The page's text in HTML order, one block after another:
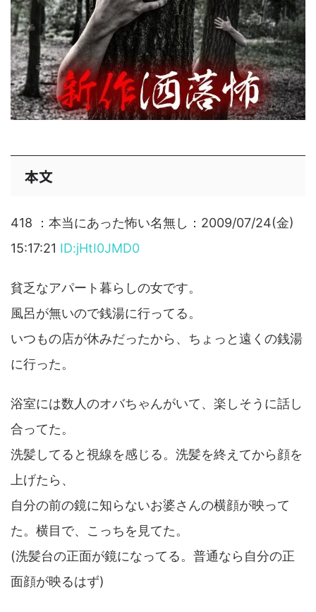
本文
418 ：本当にあった怖い名無し：2009/07/24(金)
15:17:21 ID:jHtI0JMD0
貧乏なアパート暮らしの女です。
風呂が無いので銭湯に行ってる。
いつもの店が休みだったから、ちょっと遠くの銭湯
に行った。
浴室には数人のオバちゃんがいて、楽しそうに話し
合ってた。
洗髪してると視線を感じる。洗髪を終えてから顔を
上げたら、
自分の前の鏡に知らないお婆さんの横顔が映って
た。横目で、こっちを見てた。
(洗髪台の正面が鏡になってる。普通なら自分の正
面顔が映るはず)